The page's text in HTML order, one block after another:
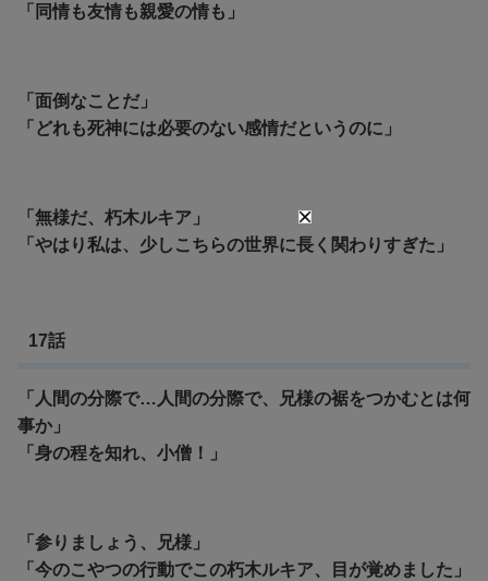
「同情も友情も親愛の情も」
「 面倒なことだ」
「どれも死神には必要のない感情だというのに」
「無様だ、朽木ルキア」
「やはり私は、少しこちらの世界に長く関わりすぎた」
17話
「人間の分際で…人間の分際で、兄様の裾をつかむとは何
事か」
「身の程を知れ、小僧！」
「参りましょう、兄様」
「今のこやつの行動でこの朽木ルキア、目が覚めました」